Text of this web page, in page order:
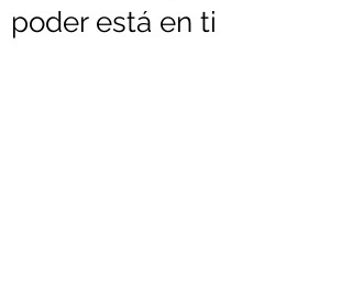
poder está en ti